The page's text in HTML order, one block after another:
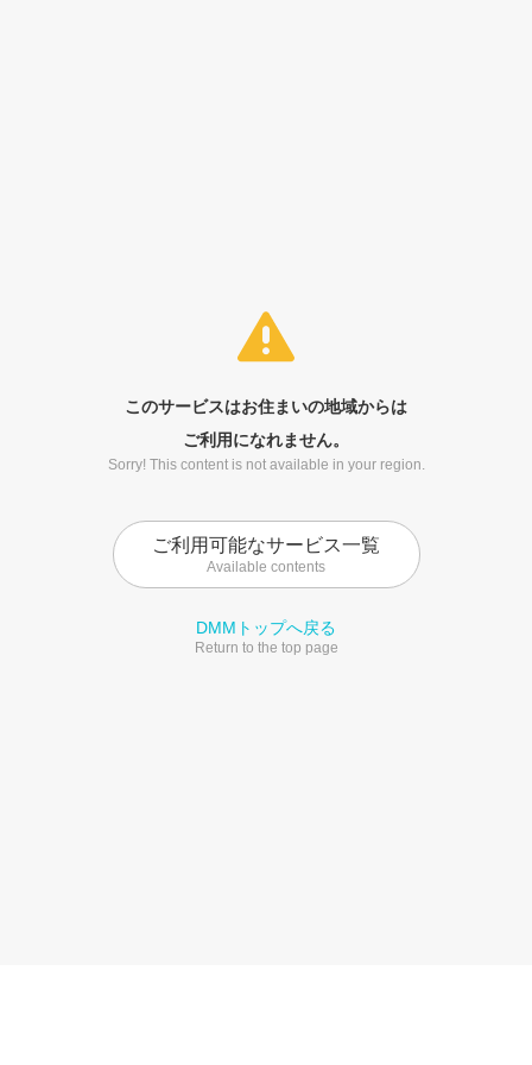
このサービスはお住まいの地域からは
ご利用になれません。
Sorry! This content is not available in your region.
ご利用可能なサービス一覧
Available contents
DMMトップへ戻る
Return to the top page